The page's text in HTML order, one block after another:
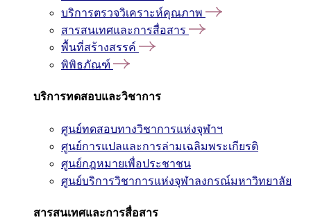
บริการตรวจวิเคราะห์คุณภาพ
สารสนเทศและการสื่อสาร
พื้นที่สร้างสรรค์
พิพิธภัณฑ์
บริการทดสอบและวิชาการ
ศูนย์ทดสอบทางวิชาการแห่งจุฬาฯ
ศูนย์การแปลและการล่ามเฉลิมพระเกียรติ
ศูนย์กฎหมายเพื่อประชาชน
ศูนย์บริการวิชาการแห่งจุฬาลงกรณ์มหาวิทยาลัย
สารสนเทศและการสื่อสาร